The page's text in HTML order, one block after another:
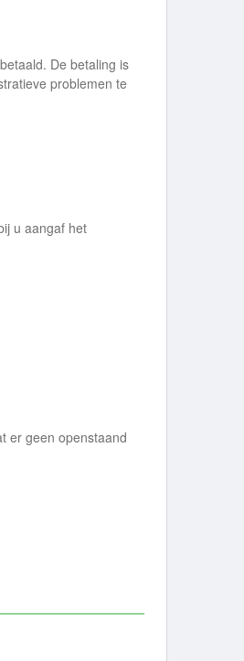
De betaling is
problemen te
u aangaf het
er geen openstaand